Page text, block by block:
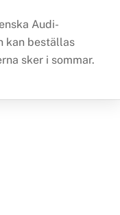
Audi-
kan beställas
sker i sommar.